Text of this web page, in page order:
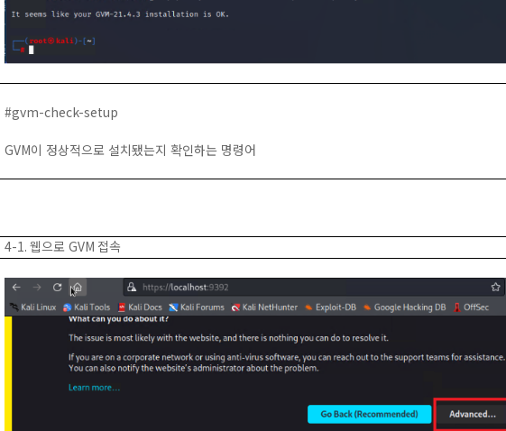
#gvm-check-setup
GVM이 정상적으로 설치됐는지 확인하는 명령어
4-1. 웹으로 GVM 접속